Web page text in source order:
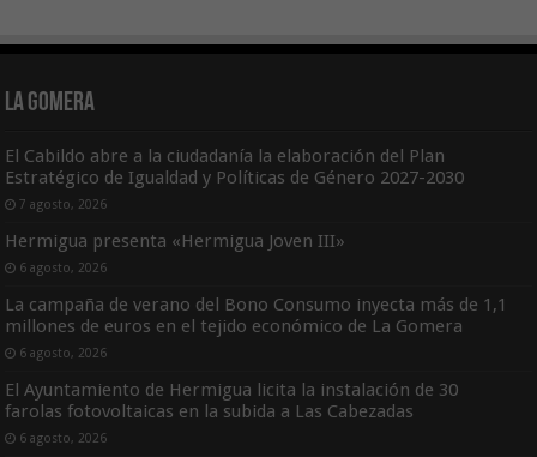
La Gomera
El Cabildo abre a la ciudadanía la elaboración del Plan
Estratégico de Igualdad y Políticas de Género 2027-2030
7 agosto, 2026
Hermigua presenta «Hermigua Joven III»
6 agosto, 2026
La campaña de verano del Bono Consumo inyecta más de 1,1
millones de euros en el tejido económico de La Gomera
6 agosto, 2026
El Ayuntamiento de Hermigua licita la instalación de 30
farolas fotovoltaicas en la subida a Las Cabezadas
6 agosto, 2026